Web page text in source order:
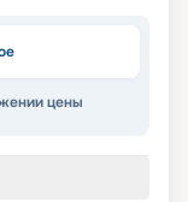
цены